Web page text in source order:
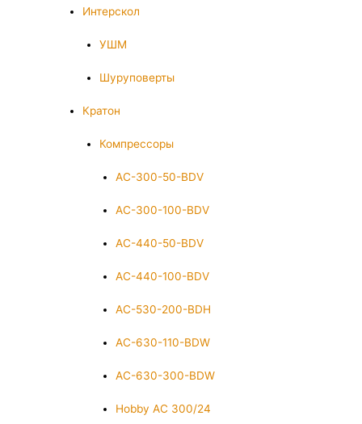
Интерскол
УШМ
Шуруповерты
Кратон
Компрессоры
AC-300-50-BDV
AC-300-100-BDV
AC-440-50-BDV
AC-440-100-BDV
AC-530-200-BDH
AC-630-110-BDW
AC-630-300-BDW
Hobby AC 300/24